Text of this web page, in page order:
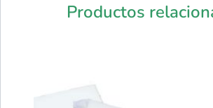
Productos